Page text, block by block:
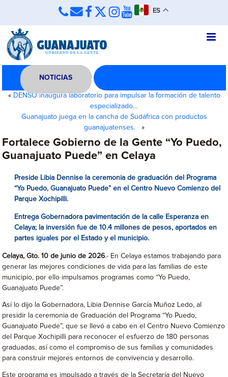
ES
NOTICIAS
« DENSO inaugura laboratorio para impulsar la formación de talento
especializado…
Guanajuato juega en la cancha de Sudáfrica con productos
guanajuatenses.
»
Fortalece Gobierno de la Gente “Yo Puedo,
Guanajuato Puede” en Celaya
Preside Libia Dennise la ceremonia de graduación del Programa
“Yo Puedo, Guanajuato Puede” en el Centro Nuevo Comienzo del
Parque Xochipilli.
Entrega Gobernadora pavimentación de la calle Esperanza en
Celaya; la inversión fue de 10.4 millones de pesos, aportados en
partes iguales por el Estado y el municipio.
Celaya, Gto. 10 de junio de 2026.- En Celaya estamos trabajando para
generar las mejores condiciones de vida para las familias de este
municipio, por ello impulsamos programas como “Yo Puedo,
Guanajuato Puede”.
Así lo dijo la Gobernadora, Libia Dennise García Muñoz Ledo, al
presidir la ceremonia de Graduación del Programa “Yo Puedo,
Guanajuato Puede”, que se llevó a cabo en el Centro Nuevo Comienzo
del Parque Xochipilli para reconocer el esfuerzo de 180 personas
graduadas, así como el compromiso de sus familias y comunidades
para construir mejores entornos de convivencia y desarrollo.
Este programa es impulsado a través de la Secretaría del Nuevo